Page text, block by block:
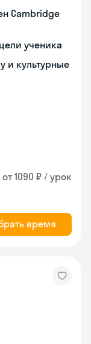
Cambridge
ученика
и культурные
от 1090 ₽ / урок
время